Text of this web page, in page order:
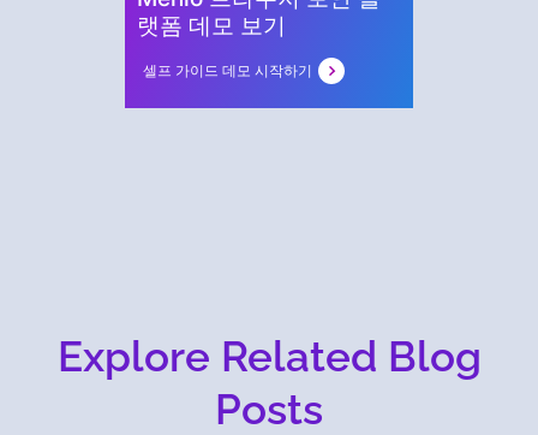
랫폼 데모 보기
셀프 가이드 데모 시작하기
Explore Related Blog
Posts